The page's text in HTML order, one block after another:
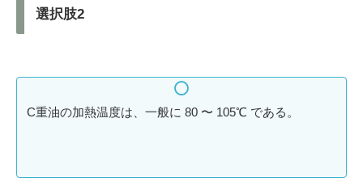
選択肢2
C重油の加熱温度は、一般に 80 〜 105℃ である。